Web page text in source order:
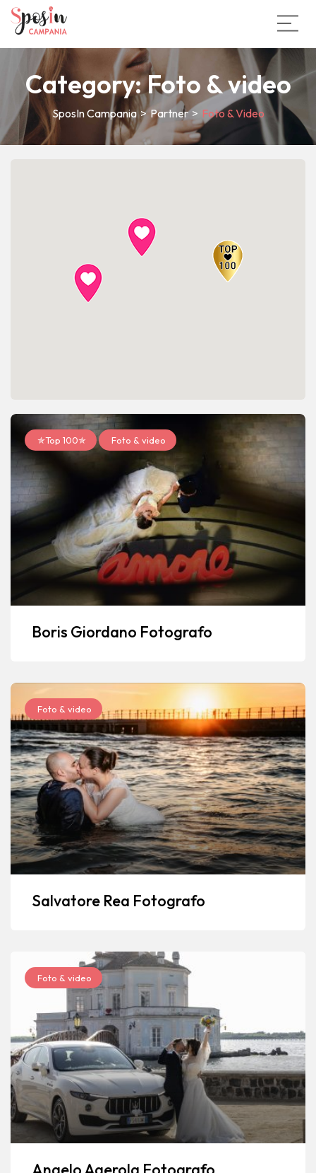
Category:Foto & video
SposIn Campania> Partner> Foto & Video
✯Top 100✯ Foto & video
Boris Giordano Fotografo
Foto & video
Salvatore Rea Fotografo
Foto & video